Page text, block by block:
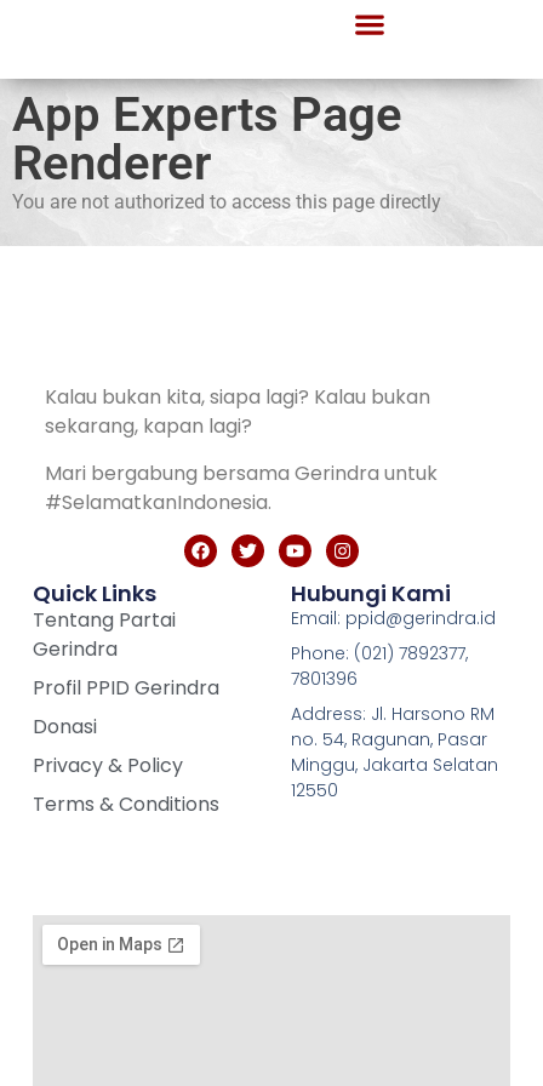
App Experts Page
Renderer
You are not authorized to access this page directly
Kalau bukan kita, siapa lagi? Kalau bukan
sekarang, kapan lagi?
Mari bergabung bersama Gerindra untuk
#SelamatkanIndonesia.
Quick Links
Tentang Partai
Gerindra
Profil PPID Gerindra
Donasi
Privacy & Policy
Terms & Conditions
Hubungi Kami
Email: ppid@gerindra.id
Phone: (021) 7892377,
7801396
Address: Jl. Harsono RM
no. 54, Ragunan, Pasar
Minggu, Jakarta Selatan
12550